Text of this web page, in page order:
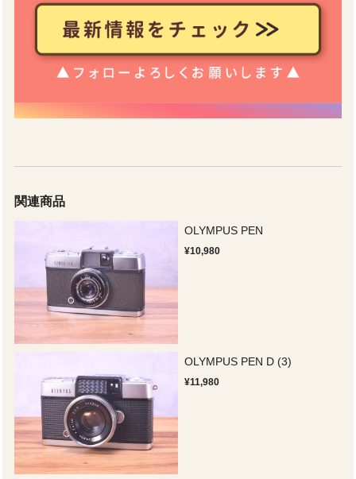
関連商品
OLYMPUS PEN
¥10,980
OLYMPUS PEN D (3)
¥11,980